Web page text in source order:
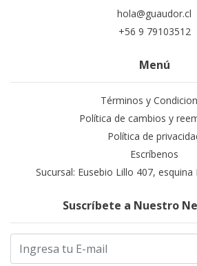
hola@guaudor.cl
+56 9 79103512
Menú
Términos y
Política de cambios y
Política de
Escríbenos
Sucursal: Eusebio Lillo 407, esquina
Suscríbete a Nuestro